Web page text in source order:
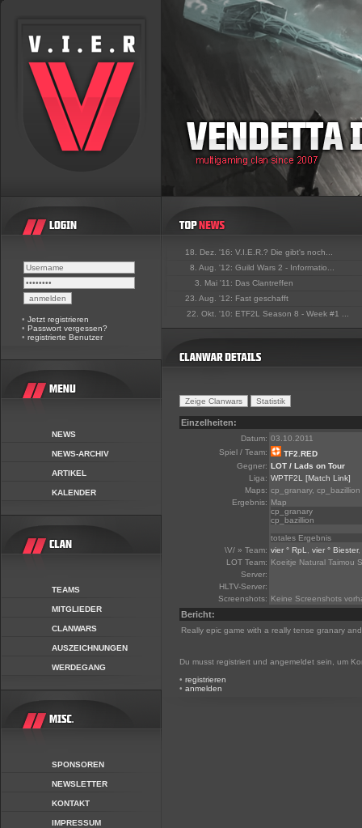
• Jetzt registrieren
• Passwort vergessen?
• registrierte Benutzer
NEWS
NEWS-ARCHIV
ARTIKEL
KALENDER
TEAMS
MITGLIEDER
CLANWARS
AUSZEICHNUNGEN
WERDEGANG
SPONSOREN
NEWSLETTER
KONTAKT
IMPRESSUM
18. Dez. '16: V.I.E.R.? Die gibt's noch...
8. Aug. '12: Guild Wars 2 - Informatio...
3. Mai '11: Das Clantreffen
23. Aug. '12: Fast geschafft
22. Okt. '10: ETF2L Season 8 - Week #1 ...
Einzelheiten:
Datum: 03.10.2011
Spiel / Team:
TF2.RED
Gegner: LOT / Lads on Tour
Liga: WPTF2L
[Match Link]
Maps: cp_granary, cp_bazillion
Ergebnis: Map
cp_granary
cp_bazillion
totales Ergebnis
\V/ » Team: vier ° RpL vier ° Biester,
LOT Team: Koeitje Natural Taimou
Server:
HLTV-Server:
Screenshots: Keine Screenshots
Bericht:
Really epic game with a really tense granary
Du musst registriert und angemeldet sein, um
• registrieren
• anmelden